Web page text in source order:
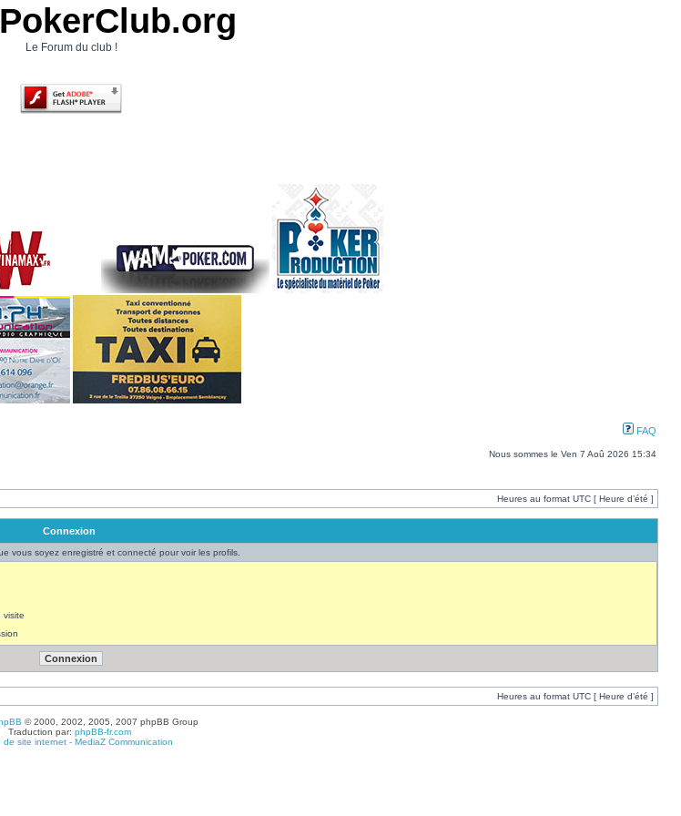
Le Forum du club !
FAQ
Nous sommes le Ven 7 Aoû 2026 15:34
Heures au format UTC [ Heure d’été ]
Connexion
vous soyez enregistré et connecté pour voir les profils.
visite
Heures au format UTC [ Heure d’été ]
© 2000, 2002, 2005, 2007 phpBB Group
Traduction par: phpBB-fr.com
de site internet - MediaZ Communication